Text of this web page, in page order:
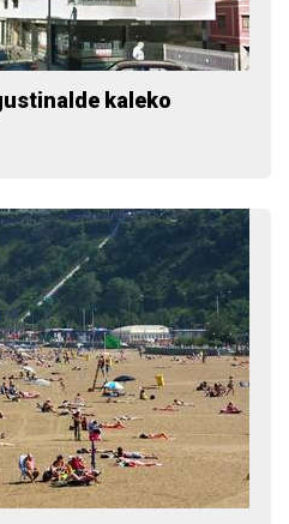
kaleko